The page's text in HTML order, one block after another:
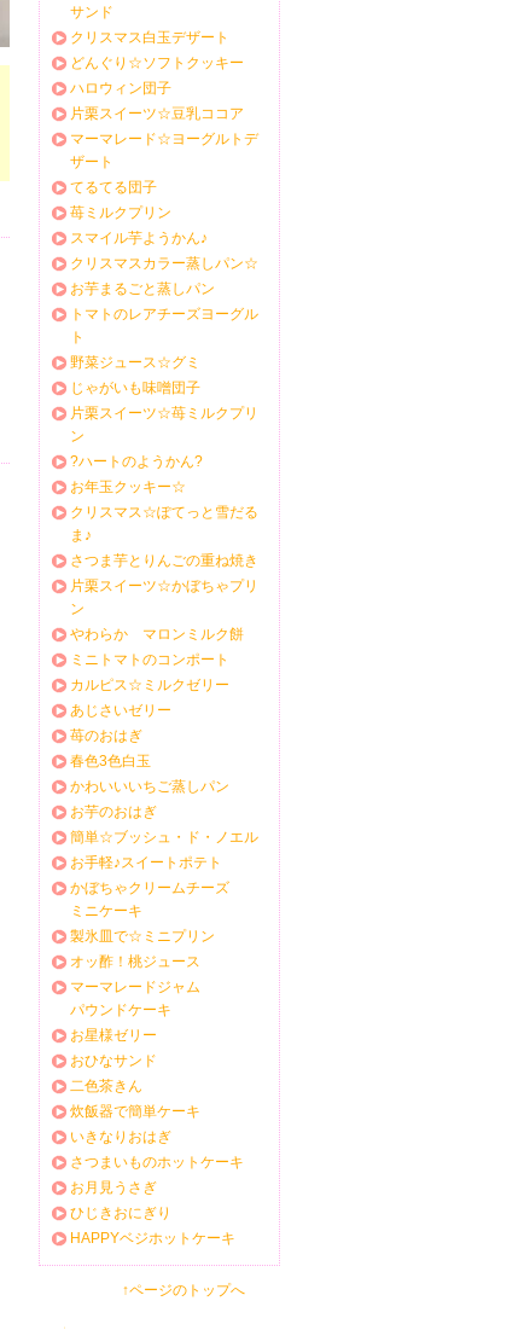
サンド
クリスマス白玉デザート
どんぐり☆ソフトクッキー
ハロウィン団子
片栗スイーツ☆豆乳ココア
マーマレード☆ヨーグルトデ
ザート
てるてる団子
苺ミルクプリン
スマイル芋ようかん♪
クリスマスカラー蒸しパン☆
お芋まるごと蒸しパン
トマトのレアチーズヨーグル
ト
野菜ジュース☆グミ
じゃがいも味噌団子
片栗スイーツ☆苺ミルクプリ
ン
?ハートのようかん?
お年玉クッキー☆
クリスマス☆ぽてっと雪だる
ま♪
さつま芋とりんごの重ね焼き
片栗スイーツ☆かぼちゃプリ
ン
やわらか マロンミルク餅
ミニトマトのコンポート
カルピス☆ミルクゼリー
あじさいゼリー
苺のおはぎ
春色3色白玉
かわいいいちご蒸しパン
お芋のおはぎ
簡単☆ブッシュ・ド・ノエル
お手軽♪スイートポテト
かぼちゃクリームチーズ
ミニケーキ
製氷皿で☆ミニプリン
オッ酢！桃ジュース
マーマレードジャム
パウンドケーキ
お星様ゼリー
おひなサンド
二色茶きん
炊飯器で簡単ケーキ
いきなりおはぎ
さつまいものホットケーキ
お月見うさぎ
ひじきおにぎり
HAPPYベジホットケーキ
↑ページのトップへ